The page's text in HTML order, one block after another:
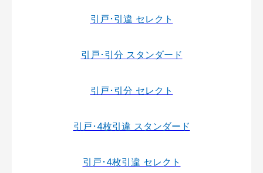
引戸･引違 セレクト
引戸･引分 スタンダード
引戸･引分 セレクト
引戸･4枚引違 スタンダード
引戸･4枚引違 セレクト